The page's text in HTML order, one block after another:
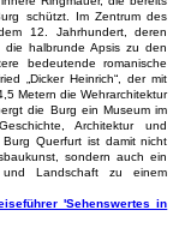
schützt. Im Zentrum des
12. Jahrhundert, deren
die halbrunde Apsis zu den
bedeutende romanische
„Dicker Heinrich“, der mit
Metern die Wehrarchitektur
die Burg ein Museum im
Architektur und
Querfurt ist damit nicht
sondern auch ein
Landschaft zu einem
'Sehenswertes in